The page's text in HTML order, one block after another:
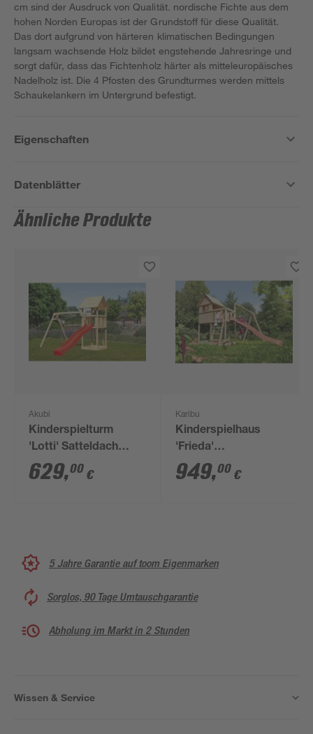
cm sind der Ausdruck von Qualität. nordische Fichte aus dem
hohen Norden Europas ist der Grundstoff für diese Qualität.
Das dort aufgrund von härteren klimatischen Bedingungen
langsam wachsende Holz bildet engstehende Jahresringe und
sorgt dafür, dass das Fichtenholz härter als mitteleuropäisches
Nadelholz ist. Die 4 Pfosten des Grundturmes werden mittels
Schaukelankern im Untergrund befestigt.
Eigenschaften
Datenblätter
Ähnliche Produkte
Akubi
Kinderspielturm
'Lotti' Satteldach
Doppelschaukel
Rutsche rot
629,00 €
Karibu
Kinderspielhaus
'Frieda'
naturbelassene
nordische Fichte 347
949,00 €
5 Jahre Garantie auf toom Eigenmarken
Sorglos, 90 Tage Umtauschgarantie
Abholung im Markt in 2 Stunden
Wissen & Service